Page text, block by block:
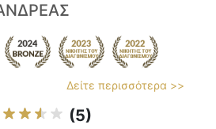
Δείτε περισσότερα >>
(5)